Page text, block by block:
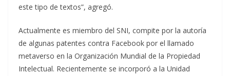
este tipo de textos”, agregó.
Actualmente es miembro del SNI, compite por la autoría
de algunas patentes contra Facebook por el llamado
metaverso en la Organización Mundial de la Propiedad
Intelectual. Recientemente se incorporó a la Unidad